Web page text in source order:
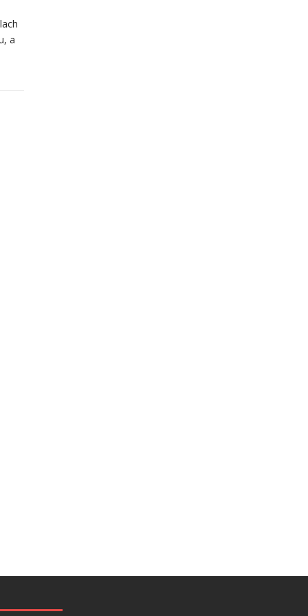
a